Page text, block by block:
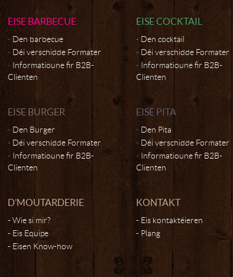
EISE BARBECUE
Den barbecue
Déi verschidde Formater
Informatioune fir B2B-
Clienten
EISE COCKTAIL
Den cocktail
Déi verschidde Formater
Informatioune fir B2B-
Clienten
EISE BURGER
Den Burger
Déi verschidde Formater
Informatioune fir B2B-
Clienten
EISE PITA
Den Pita
Déi verschidde Formater
Informatioune fir B2B-
Clienten
D’MOUTARDERIE
Wie si mir?
Eis Equipe
Eisen Know-how
KONTAKT
Eis kontaktéieren
Plang